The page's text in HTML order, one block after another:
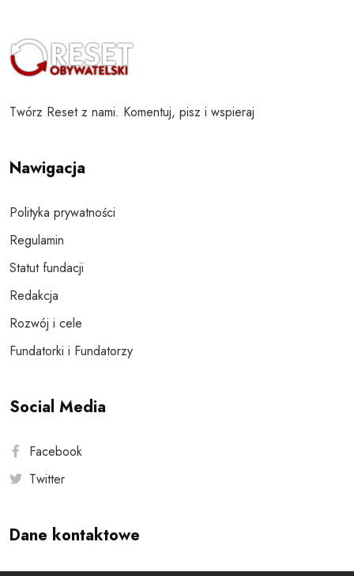
Twórz Reset z nami. Komentuj, pisz i wspieraj
Nawigacja
Polityka prywatności
Regulamin
Statut fundacji
Redakcja
Rozwój i cele
Fundatorki i Fundatorzy
Social Media
Facebook
Twitter
Dane kontaktowe